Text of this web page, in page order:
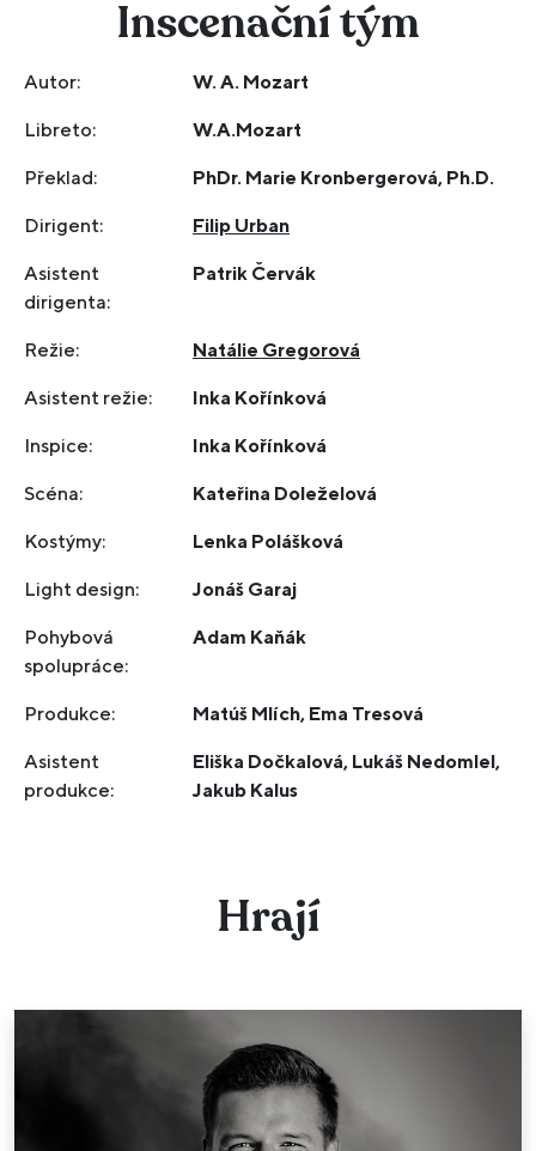
Inscenační tým
Autor: W. A. Mozart
Libreto: W.A.Mozart
Překlad: PhDr. Marie Kronbergerová, Ph.D.
Dirigent: Filip Urban
Asistent
dirigenta:
Patrik Červák
Režie: Natálie Gregorová
Asistent režie: Inka Kořínková
Inspice: Inka Kořínková
Scéna: Kateřina Doleželová
Kostýmy: Lenka Polášková
Light design: Jonáš Garaj
Pohybová
spolupráce:
Adam Kaňák
Produkce: Matúš Mlích, Ema Tresová
Asistent
produkce:
Eliška Dočkalová, Lukáš Nedomlel,
Jakub Kalus
Hrají